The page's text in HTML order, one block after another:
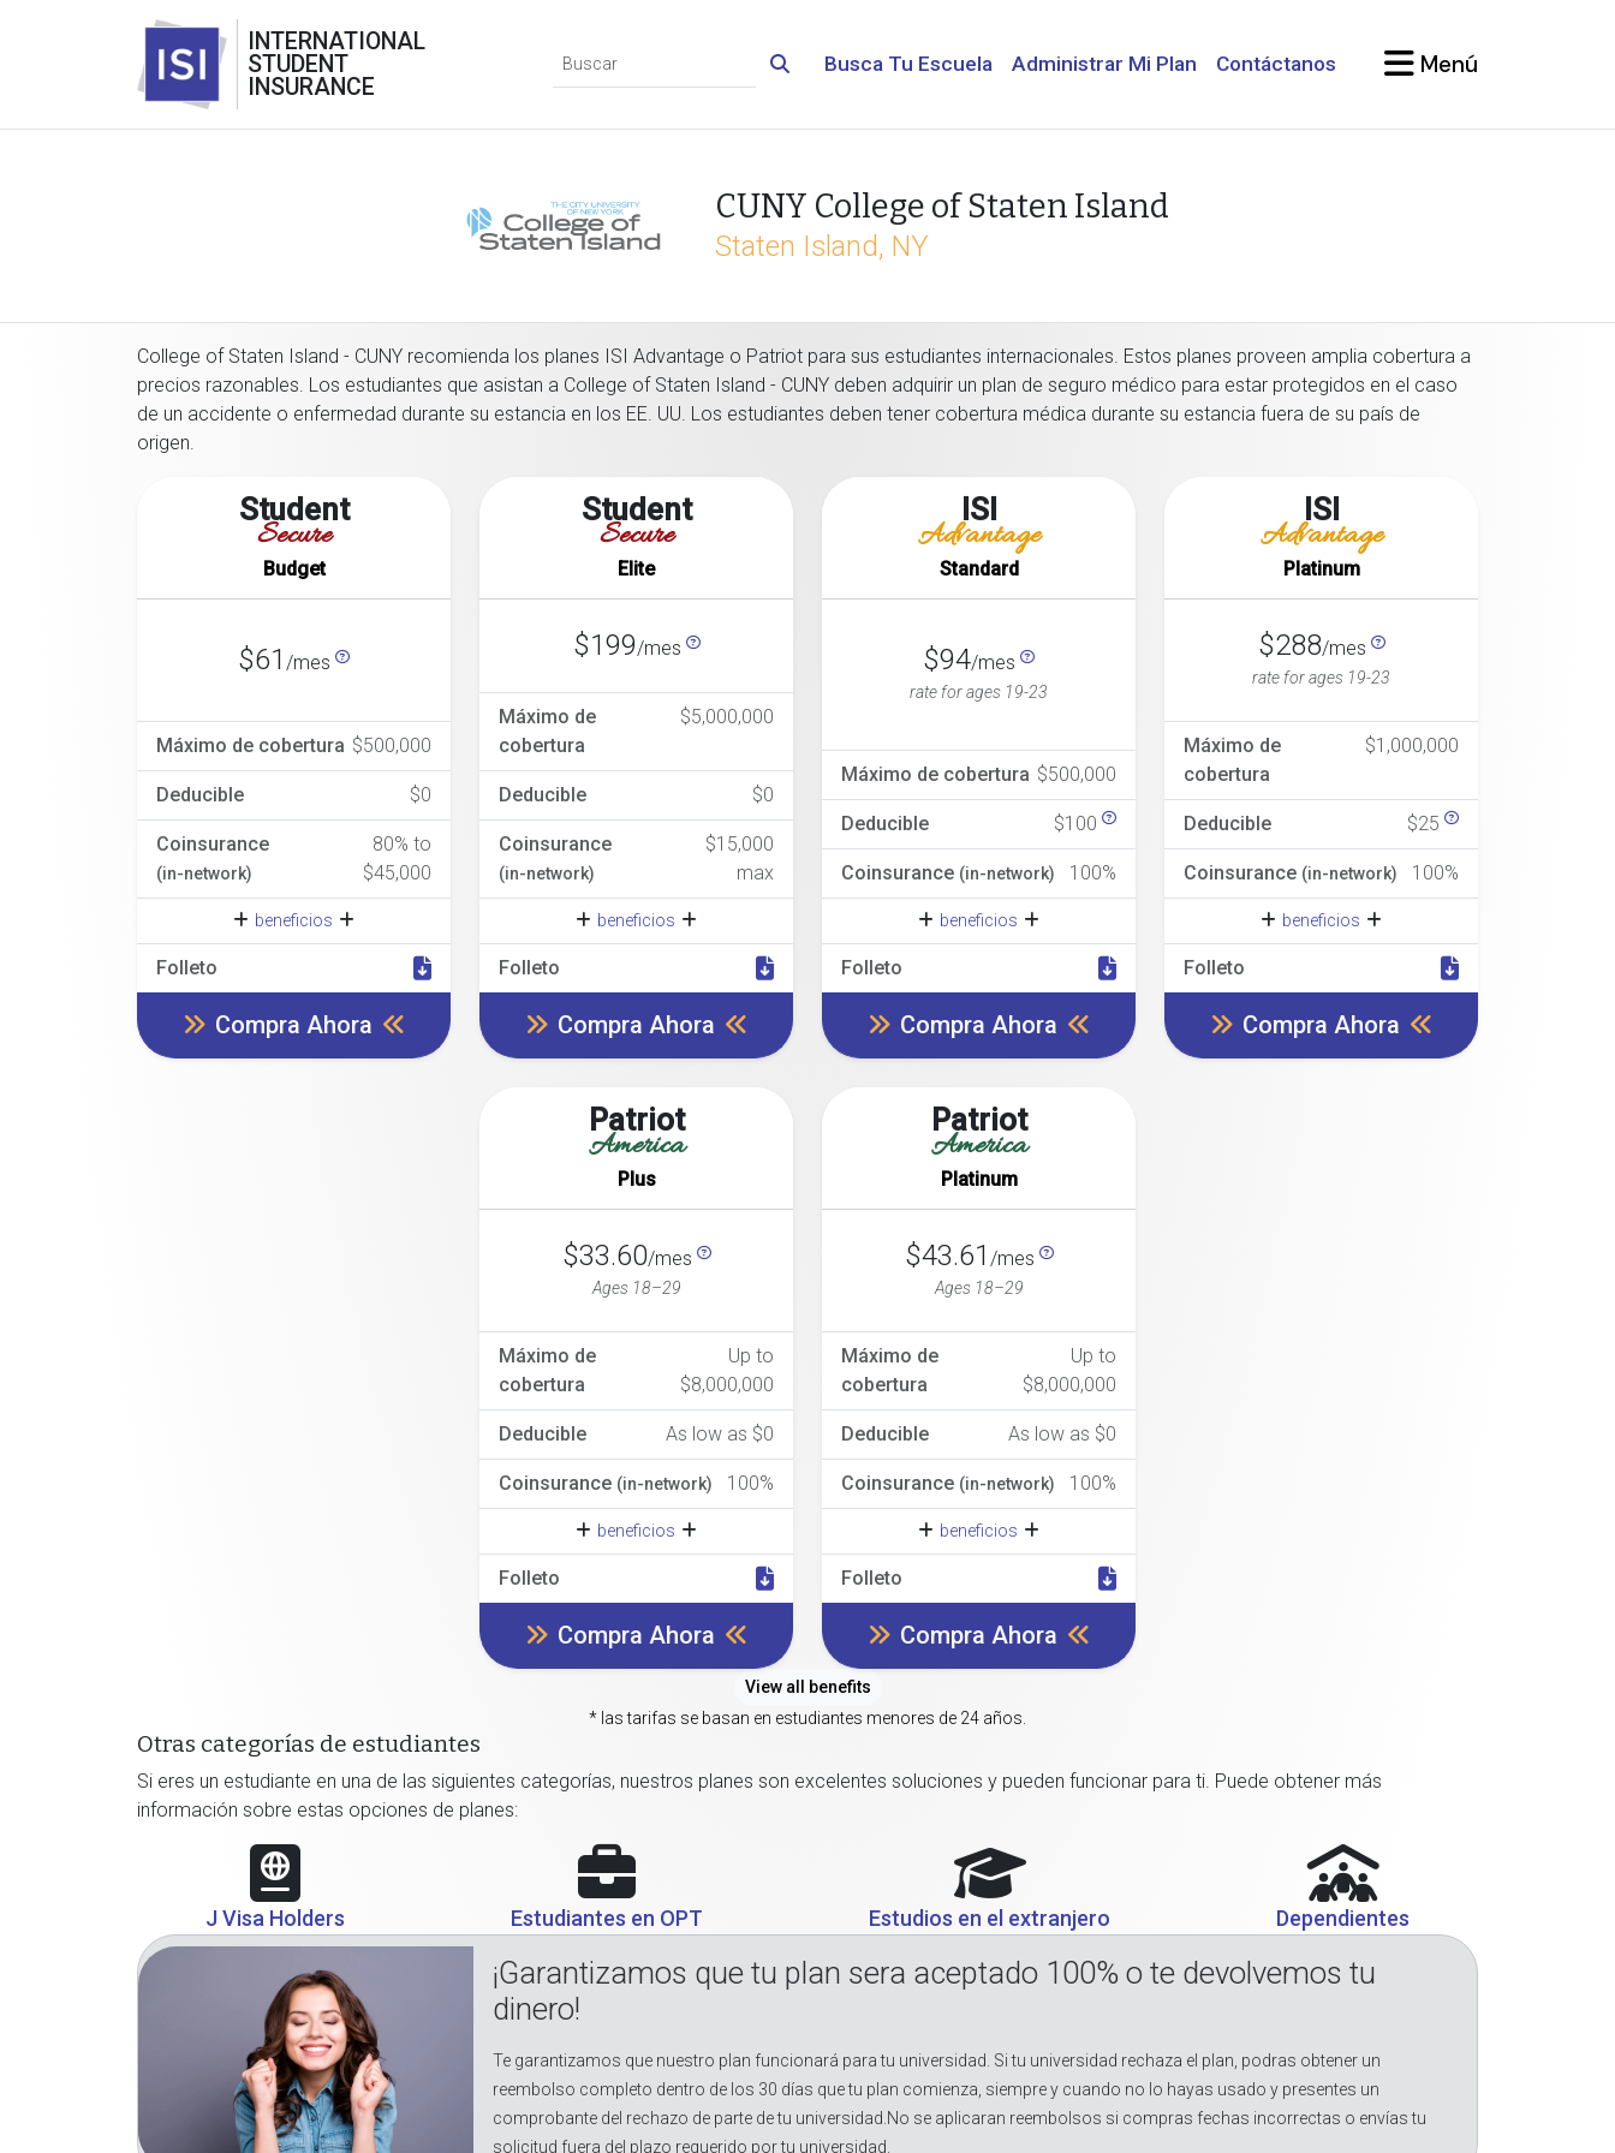
INTERNATIONAL
STUDENT
INSURANCE
Busca Tu Escuela Administrar Mi Plan Contáctanos Menú
CUNY College of Staten Island
Staten Island, NY
College of Staten Island - CUNY recomienda los planes ISI Advantage o Patriot para sus estudiantes internacionales. Estos planes proveen amplia cobertura a
precios razonables. Los estudiantes que asistan a College of Staten Island - CUNY deben adquirir un plan de seguro médico para estar protegidos en el caso
de un accidente o enfermedad durante su estancia en los EE. UU. Los estudiantes deben tener cobertura médica durante su estancia fuera de su país de
origen.
Student
Secure
Budget
$61 /mes
Máximo de cobertura $500,000
Deducible $0
Coinsurance
(in-network)
80% to
$45,000
beneficios
Folleto
Compra Ahora
Student
Secure
Elite
$199/mes
Máximo de
cobertura
$5,000,000
Deducible $0
Coinsurance
(in-network)
$15,000
max
beneficios
Folleto
Compra Ahora
ISI
Advantage
Standard
$94/mes
rate for ages 19-23
Máximo de cobertura $500,000
Deducible $100
Coinsurance (in-network) 100%
beneficios
Folleto
Compra Ahora
ISI
Advantage
Platinum
$288/mes
rate for ages 19-23
Máximo de
cobertura
$1,000,000
Deducible $25
Coinsurance (in-network) 100%
beneficios
Folleto
Compra Ahora
Patriot
America
Plus
$33.60/mes
Ages 18–29
Máximo de
cobertura
Up to
$8,000,000
Deducible As low as $0
Coinsurance (in-network) 100%
beneficios
Folleto
Compra Ahora
Patriot
America
Platinum
$43.61 /mes
Ages 18–29
Máximo de
cobertura
Up to
$8,000,000
Deducible As low as $0
Coinsurance (in-network) 100%
beneficios
Folleto
Compra Ahora
View all benefits
* las tarifas se basan en estudiantes menores de 24 años.
Otras categorías de estudiantes
Si eres un estudiante en una de las siguientes categorías, nuestros planes son excelentes soluciones y pueden funcionar para ti. Puede obtener más
información sobre estas opciones de planes:
J Visa Holders Estudiantes en OPT Estudios en el extranjero Dependientes
¡Garantizamos que tu plan sera aceptado 100% o te devolvemos tu
dinero!
Te garantizamos que nuestro plan funcionará para tu universidad. Si tu universidad rechaza el plan, podras obtener un
reembolso completo dentro de los 30 días que tu plan comienza, siempre y cuando no lo hayas usado y presentes un
comprobante del rechazo de parte de tu universidad.No se aplicaran reembolsos si compras fechas incorrectas o envías tu
solicitud fuera del plazo requerido por tu universidad.